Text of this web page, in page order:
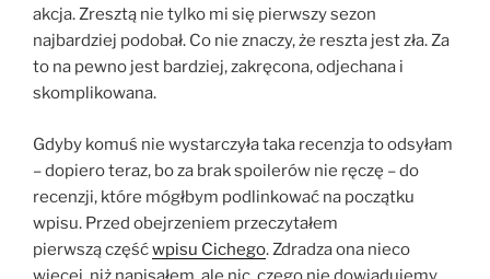
akcja. Zresztą nie tylko mi się pierwszy sezon
najbardziej podobał. Co nie znaczy, że reszta jest zła. Za
to na pewno jest bardziej, zakręcona, odjechana i
skomplikowana.
Gdyby komuś nie wystarczyła taka recenzja to odsyłam
– dopiero teraz, bo za brak spoilerów nie ręczę – do
recenzji, które mógłbym podlinkować na początku
wpisu. Przed obejrzeniem przeczytałem
pierwszą częśćwpisu Cichego. Zdradza ona nieco